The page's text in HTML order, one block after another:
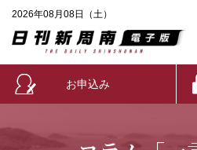
2026年08月08日（土）
お申込み